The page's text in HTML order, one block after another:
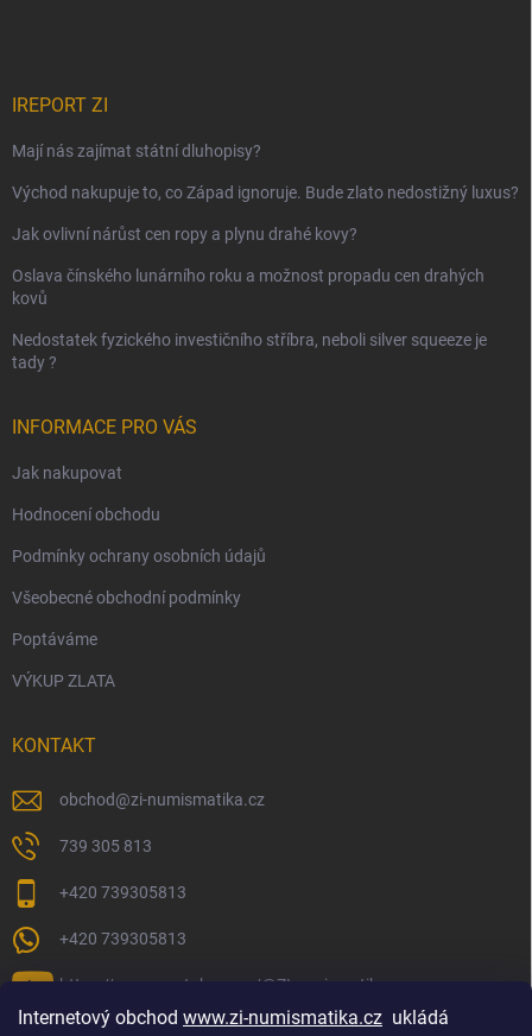
Internetový obchod www.zi-numismatika.cz ukládá
IREPORT ZI
Mají nás zajímat státní dluhopisy?
Východ nakupuje to, co Západ ignoruje. Bude zlato nedostižný luxus?
Jak ovlivní nárůst cen ropy a plynu drahé kovy?
Oslava čínského lunárního roku a možnost propadu cen drahých
kovů
Nedostatek fyzického investičního stříbra, neboli silver squeeze je
tady ?
INFORMACE PRO VÁS
Jak nakupovat
Hodnocení obchodu
Podmínky ochrany osobních údajů
Všeobecné obchodní podmínky
Poptáváme
VÝKUP ZLATA
KONTAKT
obchod@zi-numismatika.cz
739 305 813
+420 739305813
+420 739305813
https://www.youtube.com/@ZInumismatika